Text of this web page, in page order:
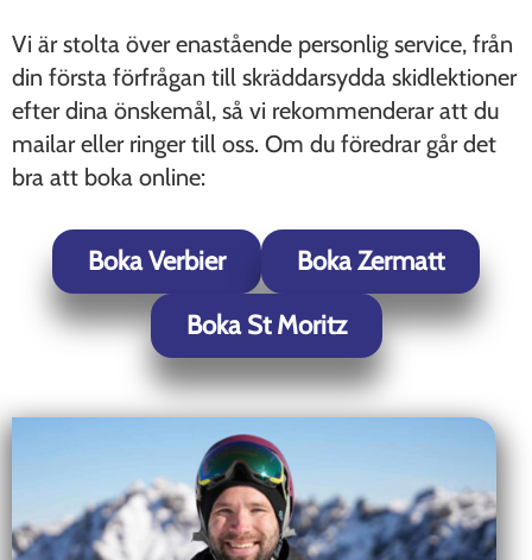
Vi är stolta över enastående personlig service, från
din första förfrågan till skräddarsydda skidlektioner
efter dina önskemål, så vi rekommenderar att du
mailar eller ringer till oss. Om du föredrar går det
bra att boka online:
Boka Verbier
Boka Zermatt
Boka St Moritz